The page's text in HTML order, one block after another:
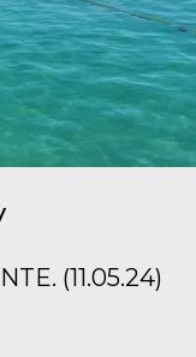
(11.05.24)